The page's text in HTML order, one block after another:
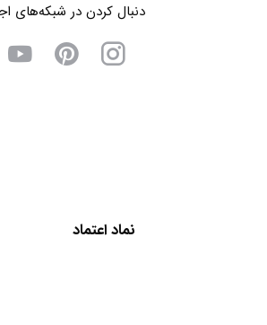
دنبال کردن در شبکه‌های
نماد اعتماد